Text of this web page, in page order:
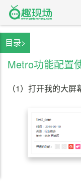
目录>
Metro功能配置
（1） 打开我的大屏